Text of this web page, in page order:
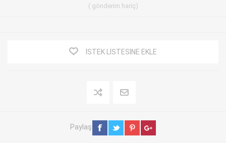
gönderim hariç
İSTEK LISTESINE EKLE
Paylaş